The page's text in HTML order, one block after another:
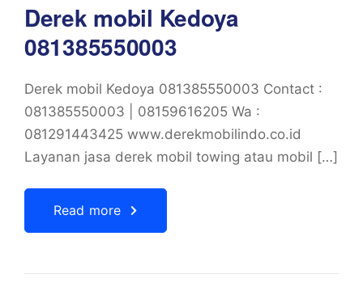
Derek mobil Kedoya
081385550003
Derek mobil Kedoya 081385550003 Contact :
081385550003 | 08159616205 Wa :
081291443425 www.derekmobilindo.co.id
Layanan jasa derek mobil towing atau mobil […]
Read more